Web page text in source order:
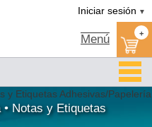
de Oficina/Gobierno|Versátil TI
Iniciar sesión ▼
Menú +
Notas y Etiquetas